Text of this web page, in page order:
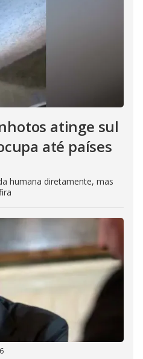
atinge sul
até países
humana diretamente, mas